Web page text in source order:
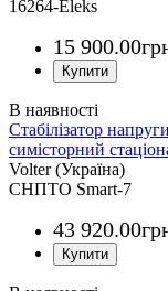
16264-Eleks
15 900.00
Стабілізатор
симісторний
Volter (Україна)
СНПТО Smart-7
43 920.00